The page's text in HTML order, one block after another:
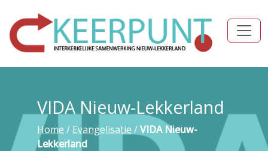
VIDA Nieuw-Lekkerland
Home / Evangelisatie /VIDA Nieuw-
Lekkerland